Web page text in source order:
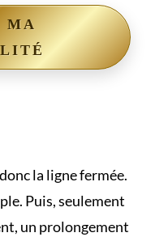
MA
la ligne fermée.
Puis, seulement
un prolongement